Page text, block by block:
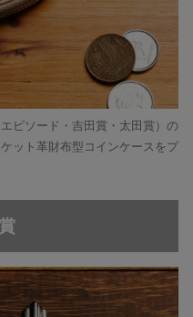
ピソード・吉田賞・太田賞）の
ット革財布型コインケースをプ